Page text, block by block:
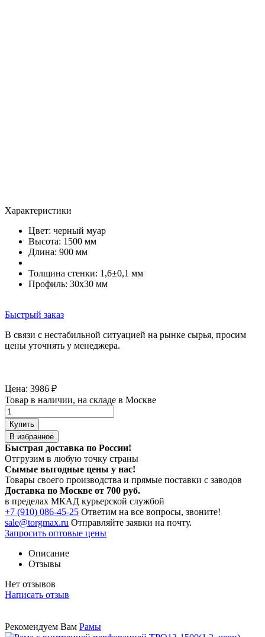
Характеристики
Цвет: черный муар
Высота: 1500 мм
Длина: 900 мм
Толщина стенки: 1,6±0,1 мм
Профиль: 30х30 мм
Быстрый заказ
В связи с нестабильной ситуацией на рынке сырья, просим
цены уточнять у менеджера.
Цена: 3986 ₽
Товар в наличии, на складе в Москве
Купить
В избранное
Быстрая доставка по России!
Отгрузим в любую точку страны
Сымые выгодные цены у нас!
Товары своего производства и прямые поставки с заводов
Доставка по Москве от 700 руб.
в пределах МКАД курьерской службой
+7 (910) 086-45-25 Ответим на все вопросы, звоните!
sale@torgmax.ru Отправляйте заявки на почту.
Запросить оптовые цены
Описание
Отзывы
Нет отзывов
Написать отзыв
Рекомендуем Вам Рамы